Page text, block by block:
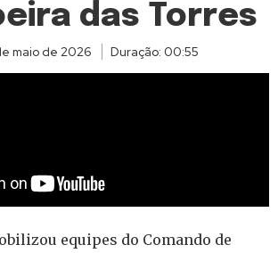
das Torres
maio de 2026 Duração: 00:55
equipes do Comando de